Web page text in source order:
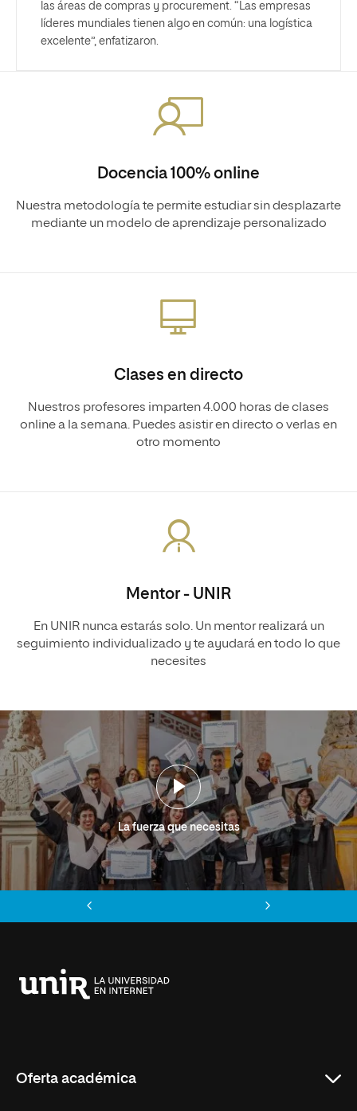
las áreas de compras y procurement. “Las empresas
líderes mundiales tienen algo en común: una logística
excelente”, enfatizaron.
Docencia 100% online
Nuestra metodología te permite estudiar sin desplazarte
mediante un modelo de aprendizaje personalizado
Clases en directo
Nuestros profesores imparten 4.000 horas de clases
online a la semana. Puedes asistir en directo o verlas en
otro momento
Mentor - UNIR
En UNIR nunca estarás solo. Un mentor realizará un
seguimiento individualizado y te ayudará en todo lo que
necesites
La fuerza que necesitas
Oferta académica